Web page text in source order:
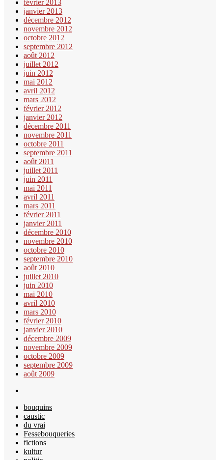
février 2013
janvier 2013
décembre 2012
novembre 2012
octobre 2012
septembre 2012
août 2012
juillet 2012
juin 2012
mai 2012
avril 2012
mars 2012
février 2012
janvier 2012
décembre 2011
novembre 2011
octobre 2011
septembre 2011
août 2011
juillet 2011
juin 2011
mai 2011
avril 2011
mars 2011
février 2011
janvier 2011
décembre 2010
novembre 2010
octobre 2010
septembre 2010
août 2010
juillet 2010
juin 2010
mai 2010
avril 2010
mars 2010
février 2010
janvier 2010
décembre 2009
novembre 2009
octobre 2009
septembre 2009
août 2009
bouquins
caustic
du vrai
Fessebouqueries
fictions
kultur